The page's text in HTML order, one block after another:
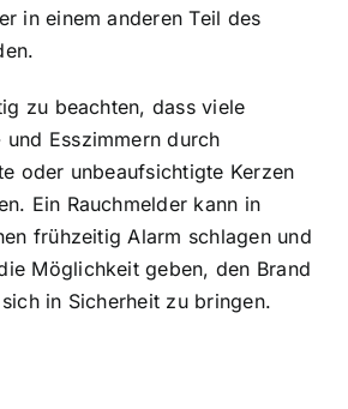
in einem anderen Teil des
zu beachten, dass viele
und Esszimmern durch
oder unbeaufsichtigte Kerzen
Ein Rauchmelder kann in
frühzeitig Alarm schlagen und
Möglichkeit geben, den Brand
in Sicherheit zu bringen.